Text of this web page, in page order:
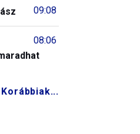
09:08
08:06
Korábbiak...